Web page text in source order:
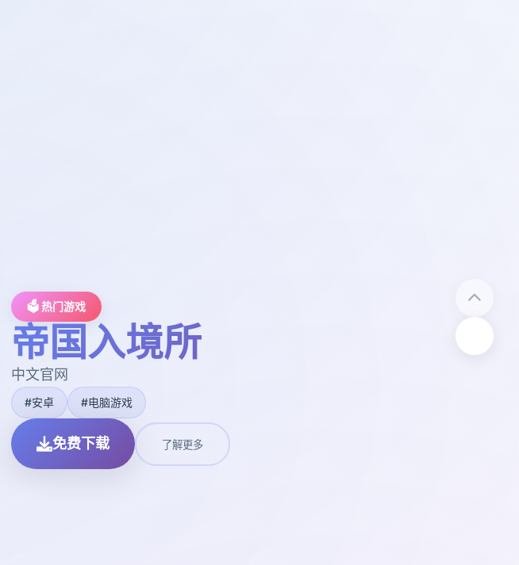
🗳️ 热门游戏
帝国入境所
中文官网
#安卓 #电脑游戏
免费下载 了解更多